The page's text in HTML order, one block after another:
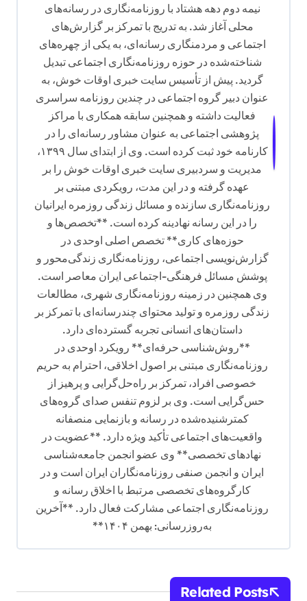
نیمه دوم دهه هشتاد با روزنامه‌نگاری در رسانه‌های
محلی آغاز شد. به تدریج با تمرکز بر گزارش‌های
اجتماعی و مردمنگاری رسانه‌ای، به یکی از چهره‌های
شناخته‌شده در حوزه روزنامه‌نگاری اجتماعی تبدیل
گردید. پیش از تأسیس سایت خبری اوقات خوش، به
عنوان دبیر گروه اجتماعی در چندین روزنامه سراسری
فعالیت داشته و همچنین سابقه همکاری با مراکز
پژوهشی اجتماعی به عنوان مشاور رسانه‌ای را در
کارنامه خود ثبت کرده است. وی از ابتدای سال ۱۳۹۹،
مدیریت و سردبیری سایت خبری اوقات خوش را بر
عهده گرفته و در این مدت، رویکردی مبتنی بر
روزنامه‌نگاری سازنده و مسائل زندگی روزمره ایرانیان
را در این رسانه نهادینه کرده است. **تخصص‌ها و
حوزه‌های کاری** تخصص اصلی اوحدی در
گزارش‌نویسی اجتماعی، روزنامه‌نگاری زندگی‌محور و
پوشش مسائل فرهنگی-اجتماعی ایران معاصر است.
وی همچنین در زمینه روزنامه‌نگاری شهری، مطالعات
زندگی روزمره و تولید محتوای چندرسانه‌ای با تمرکز بر
داستان‌های انسانی تجربه گسترده‌ای دارد.
**روش‌شناسی حرفه‌ای** رویکرد اوحدی در
روزنامه‌نگاری مبتنی بر اصول اخلاقی، احترام به حریم
خصوصی افراد، تمرکز بر راه‌حل‌گرایی و پرهیز از
حس‌گرایی است. وی بر لزوم تنفس صدای گروه‌های
کمترشنیده‌شده در رسانه و بازنمایی منصفانه
واقعیت‌های اجتماعی تأکید ویژه دارد. **عضویت در
نهادهای تخصصی** وی عضو انجمن جامعه‌شناسی
ایران و انجمن صنفی روزنامه‌نگاران ایران است و در
کارگروه‌های تخصصی مرتبط با اخلاق رسانه و
روزنامه‌نگاری اجتماعی مشارکت فعال دارد. **آخرین
به‌روزرسانی: بهمن ۱۴۰۴**
Related Posts